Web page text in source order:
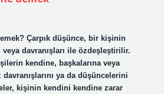
Çarpık düşünce, bir kişinin
veya davranışları ile özdeşleştirilir.
kendine, başkalarına veya
davranışlarını ya da düşüncelerini
kişinin kendini kendine zarar